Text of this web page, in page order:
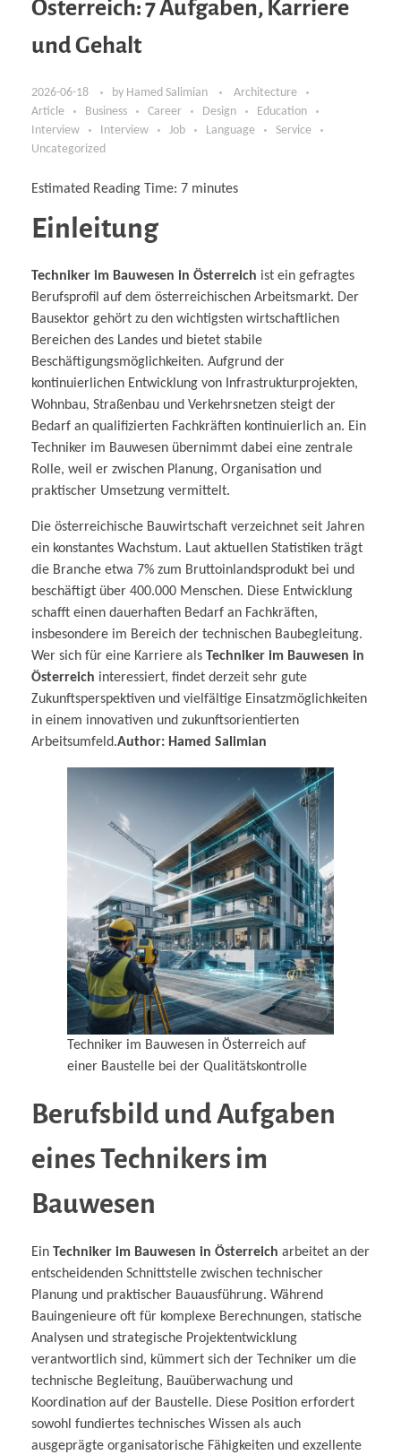
Österreich: 7 Aufgaben, Karriere
und Gehalt
2026-06-18 by Hamed Salimian
Architecture
Article
Business Career Design
Education
Interview
Interview Job Language
Service
Uncategorized
Estimated Reading Time: 7 minutes
Einleitung
Techniker im Bauwesen in Österreich ist ein gefragtes
Berufsprofil auf dem österreichischen Arbeitsmarkt. Der
Bausektor gehört zu den wichtigsten wirtschaftlichen
Bereichen des Landes und bietet stabile
Beschäftigungsmöglichkeiten. Aufgrund der
kontinuierlichen Entwicklung von Infrastrukturprojekten,
Wohnbau, Straßenbau und Verkehrsnetzen steigt der
Bedarf an qualifizierten Fachkräften kontinuierlich an. Ein
Techniker im Bauwesen übernimmt dabei eine zentrale
Rolle, weil er zwischen Planung, Organisation und
praktischer Umsetzung vermittelt.
Die österreichische Bauwirtschaft verzeichnet seit Jahren
ein konstantes Wachstum. Laut aktuellen Statistiken trägt
die Branche etwa 7% zum Bruttoinlandsprodukt bei und
beschäftigt über 400.000 Menschen. Diese Entwicklung
schafft einen dauerhaften Bedarf an Fachkräften,
insbesondere im Bereich der technischen Baubegleitung.
Wer sich für eine Karriere als Techniker im Bauwesen in
Österreich interessiert, findet derzeit sehr gute
Zukunftsperspektiven und vielfältige Einsatzmöglichkeiten
in einem innovativen und zukunftsorientierten
Arbeitsumfeld.Author: Hamed Salimian
Techniker im Bauwesen in Österreich auf
einer Baustelle bei der Qualitätskontrolle
Berufsbild und Aufgaben
eines Technikers im
Bauwesen
Ein Techniker im Bauwesen in Österreich arbeitet an der
entscheidenden Schnittstelle zwischen technischer
Planung und praktischer Bauausführung. Während
Bauingenieure oft für komplexe Berechnungen, statische
Analysen und strategische Projektentwicklung
verantwortlich sind, kümmert sich der Techniker um die
technische Begleitung, Bauüberwachung und
Koordination auf der Baustelle. Diese Position erfordert
sowohl fundiertes technisches Wissen als auch
ausgeprägte organisatorische Fähigkeiten und exzellente